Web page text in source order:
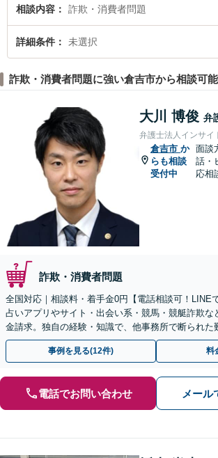
回相談無料で詐欺・消費者問題を法律相談できる倉吉市
したい』などでお困りの相談者さんにおすすめです。
相談内容 詐欺・消費者問題
詳細条件 未選択
詐欺・消費者問題に強い倉吉市から相談可
大川 博俊 弁
弁護士法人インサイ
倉吉市 か
らも相談
受付中
面談
話・
応相
詐欺・消費者問題
全国対応｜相談料・着手金0円【電話相談可！LINE
占いアプリやサイト・出会い系・競馬・競艇詐欺な
金請求。独自の経験・知識で、他事務所で断られた
決に導いた実績あり。まずはお気軽にご相談くださ
事例を見る(12件) 料
電話でお問い合わせ メール